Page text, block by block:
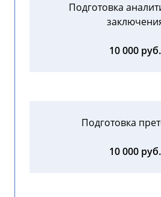
Подготовка
10 000 руб.
Подготовка
10 000 руб.